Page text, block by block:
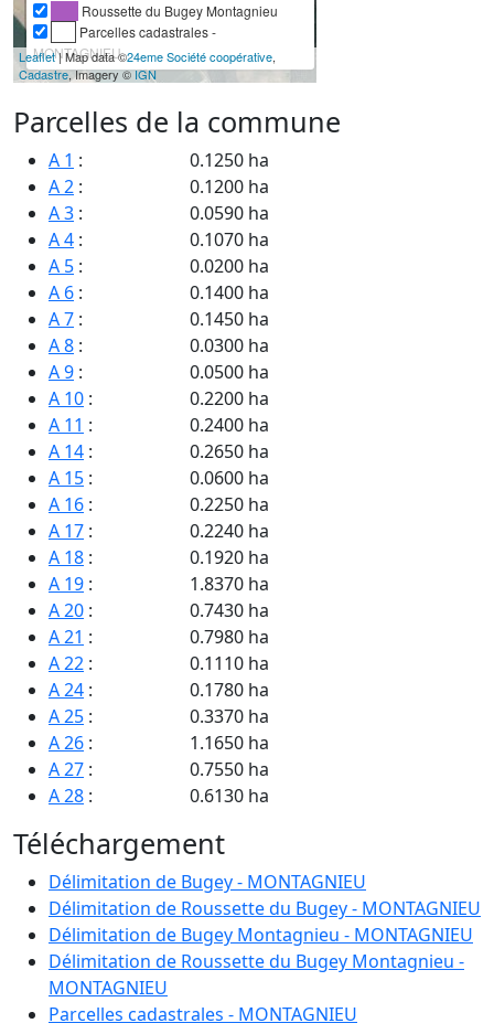
Roussette du Bugey Montagnieu
Parcelles cadastrales -
MONTAGNIEU
Leaflet| Map data ©24eme Société coopérative,
Cadastre, Imagery ©IGN
Parcelles de la commune
A 1 :
0.1250 ha
A 2 :
0.1200 ha
A 3 :
0.0590 ha
A 4 :
0.1070 ha
A 5 :
0.0200 ha
A 6 :
0.1400 ha
A 7 :
0.1450 ha
A 8 :
0.0300 ha
A 9 :
0.0500 ha
A 10 :
0.2200 ha
A 11 :
0.2400 ha
A 14 :
0.2650 ha
A 15 :
0.0600 ha
A 16 :
0.2250 ha
A 17 :
0.2240 ha
A 18 :
0.1920 ha
A 19 :
1.8370 ha
A 20 :
0.7430 ha
A 21 :
0.7980 ha
A 22 :
0.1110 ha
A 24 :
0.1780 ha
A 25 :
0.3370 ha
A 26 :
1.1650 ha
A 27 :
0.7550 ha
A 28 :
0.6130 ha
A 31:
0.1900 ha
A 32:
0.2000 ha
A 33:
0.1400 ha
A 34:
4.0900 ha
A 35:
0.4980 ha
A 36:
A 38:
0.1100 ha
Téléchargement
Délimitation de Bugey - MONTAGNIEU
Délimitation de Roussette du Bugey - MONTAGNIEU
Délimitation de Bugey Montagnieu - MONTAGNIEU
Délimitation de Roussette du Bugey Montagnieu -
MONTAGNIEU
Parcelles cadastrales - MONTAGNIEU